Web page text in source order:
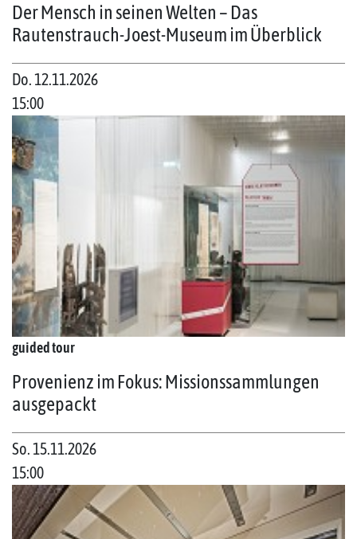
Der Mensch in seinen Welten – Das
Rautenstrauch-Joest-Museum im Überblick
Do. 12.11.2026
15:00
guided tour
Provenienz im Fokus: Missionssammlungen
ausgepackt
So. 15.11.2026
15:00